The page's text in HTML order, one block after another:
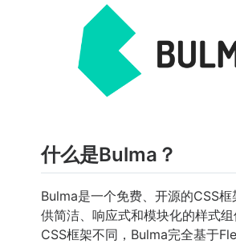
什么是Bulma？
Bulma是一个免费、开源的CSS
供简洁、响应式和模块化的样式
CSS框架不同，Bulma完全基于